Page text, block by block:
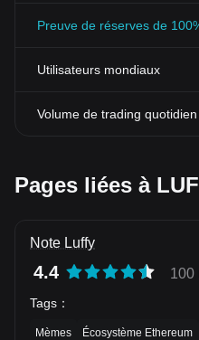
Preuve de réserves de
Utilisateurs mondiaux
Volume de trading quotidien
Pages liées à
Note Luffy
4.4 100
Tags ：
Mèmes Écosystème Ethereum